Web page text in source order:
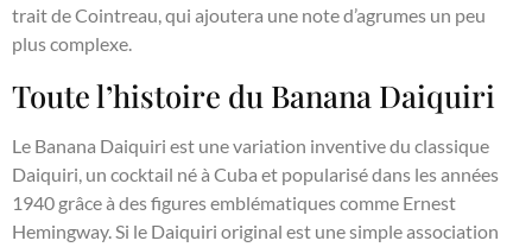
trait de Cointreau, qui ajoutera une note d’agrumes un peu
plus complexe.
Toute l’histoire du Banana Daiquiri
Le Banana Daiquiri est une variation inventive du classique
Daiquiri, un cocktail né à Cuba et popularisé dans les années
1940 grâce à des figures emblématiques comme Ernest
Hemingway. Si le Daiquiri original est une simple association